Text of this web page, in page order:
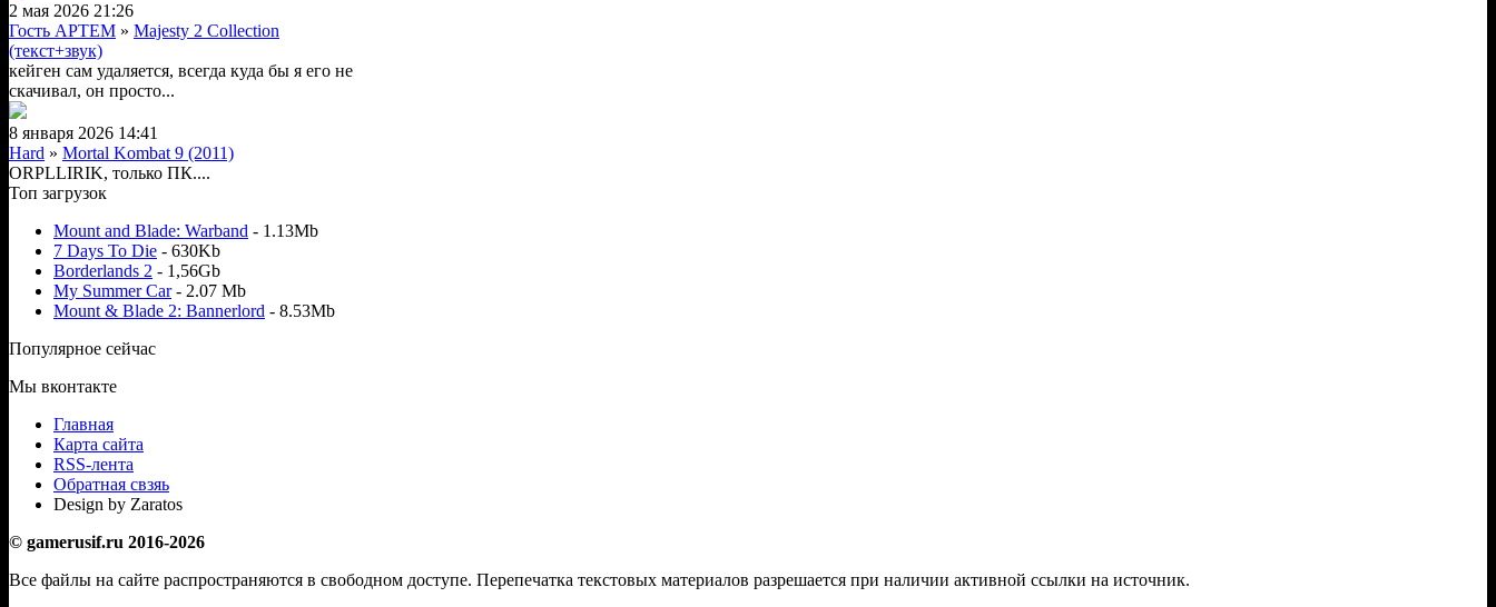
2 мая 2026 21:26
Гость АРТЕМ » Majesty 2 Collection
(текст+звук)
кейген сам удаляется, всегда куда бы я его не
скачивал, он просто...
8 января 2026 14:41
Hard » Mortal Kombat 9 (2011)
ORPLLIRIK, только ПК....
Топ загрузок
Mount and Blade: Warband - 1.13Mb
7 Days To Die - 630Kb
Borderlands 2 - 1,56Gb
My Summer Car- 2.07 Mb
Mount & Blade 2: Bannerlord - 8.53Mb
Популярное сейчас
Мы вконтакте
Главная
Карта сайта
RSS-лента
Обратная свзяь
Design by Zaratos
© gamerusif.ru 2016-2026
Все файлы на сайте распространяются в свободном доступе. Перепечатка текстовых материалов разрешается при наличии активной ссылки на источник.